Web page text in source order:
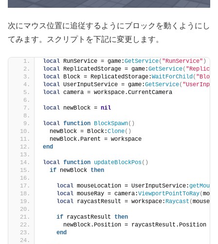
次にマウス位置に追従するようにブロックを動くようにし
てみます。スクリプトを下記に変更します。
local RunService = game:GetService( "RunService" )
local ReplicatedStorage = game:GetService(
local Block = ReplicatedStorage:WaitForChild(
local UserInputService = game:GetService(
local camera = workspace.CurrentCamera
local newBlock = nil
local function BlockSpawn()
  newBlock = Block:
Clone()
  newBlock.Parent = workspace
end
local function updateBlockPos()
if newBlock then
local mouseLocation = UserInputService:
local mouseRay = camera:ViewportPointToRay(
local raycastResult = workspace: Raycast (
if raycastResult then
      newBlock.Position = raycastResult.Position
end